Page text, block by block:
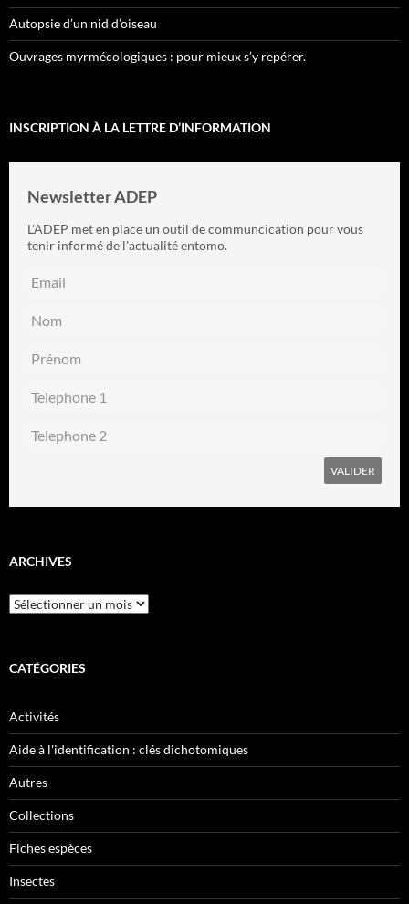
Autopsie d’un nid d’oiseau
Ouvrages myrmécologiques : pour mieux s’y repérer.
INSCRIPTION À LA LETTRE D’INFORMATION
Newsletter ADEP
L'ADEP met en place un outil de communcication pour vous
tenir informé de l'actualité entomo.
ARCHIVES
Archives
CATÉGORIES
Activités
Aide à l'identification : clés dichotomiques
Autres
Collections
Fiches espèces
Insectes